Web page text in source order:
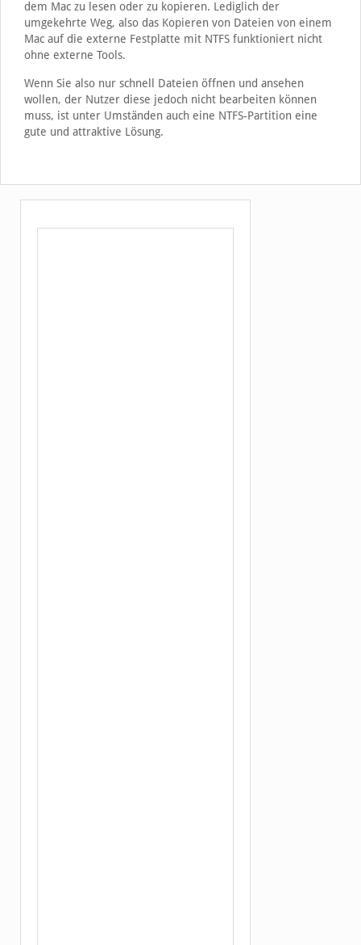
dem Mac zu lesen oder zu kopieren. Lediglich der
umgekehrte Weg, also das Kopieren von Dateien von einem
Mac auf die externe Festplatte mit NTFS funktioniert nicht
ohne externe Tools.
Wenn Sie also nur schnell Dateien öffnen und ansehen
wollen, der Nutzer diese jedoch nicht bearbeiten können
muss, ist unter Umständen auch eine NTFS-Partition eine
gute und attraktive Lösung.